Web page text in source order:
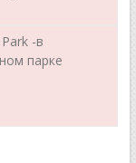
-в
парке